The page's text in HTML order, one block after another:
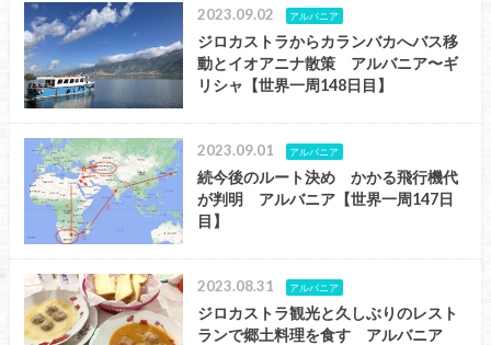
2023.09.02 アルバニア
ジロカストラからカランバカへバス移
動とイオアニナ散策 アルバニア〜ギ
リシャ【世界一周148日目】
2023.09.01 アルバニア
続今後のルート決め かかる飛行機代
が判明 アルバニア【世界一周147日
目】
2023.08.31 アルバニア
ジロカストラ観光と久しぶりのレスト
ランで郷土料理を食す アルバニア